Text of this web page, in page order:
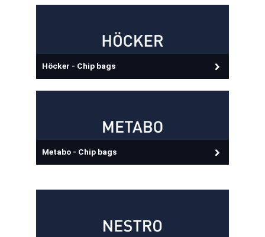
Höcker - Chip bags
Metabo - Chip bags